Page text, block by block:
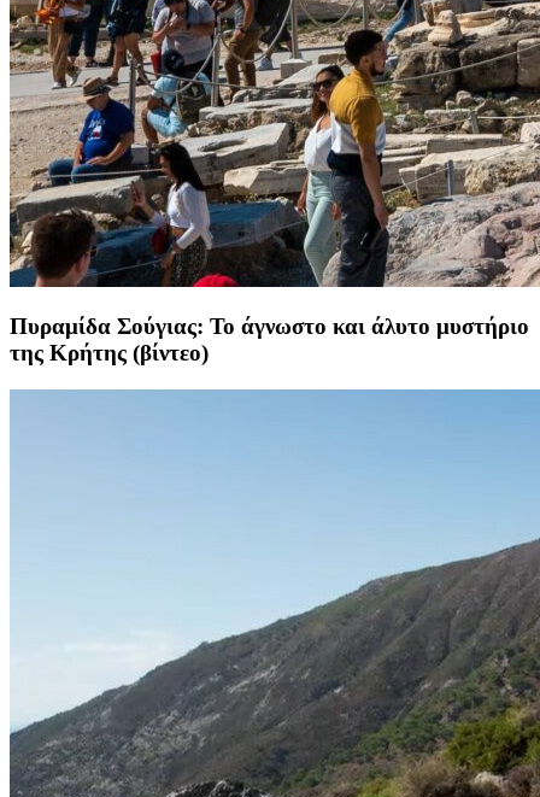
Πυραμίδα Σούγιας: Το άγνωστο και άλυτο μυστήριο
της Κρήτης (βίντεο)